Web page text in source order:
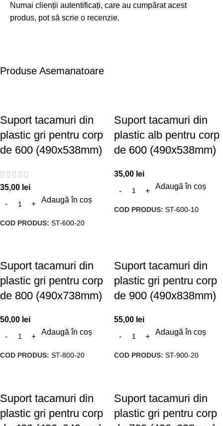
Numai clienții autentificați, care au cumpărat acest
produs, pot să scrie o recenzie.
Produse Asemanatoare
Suport tacamuri din
plastic gri pentru corp
de 600 (490x538mm)
35,00 lei
Adaugă în coș
COD PRODUS: ST-600-20
Suport tacamuri din
plastic alb pentru corp
de 600 (490x538mm)
35,00 lei
Adaugă în coș
COD PRODUS: ST-600-10
Suport tacamuri din
plastic gri pentru corp
de 800 (490x738mm)
50,00 lei
Adaugă în coș
COD PRODUS: ST-800-20
Suport tacamuri din
plastic gri pentru corp
de 900 (490x838mm)
55,00 lei
Adaugă în coș
COD PRODUS: ST-900-20
Suport tacamuri din
plastic gri pentru corp
Suport tacamuri din
plastic gri pentru corp